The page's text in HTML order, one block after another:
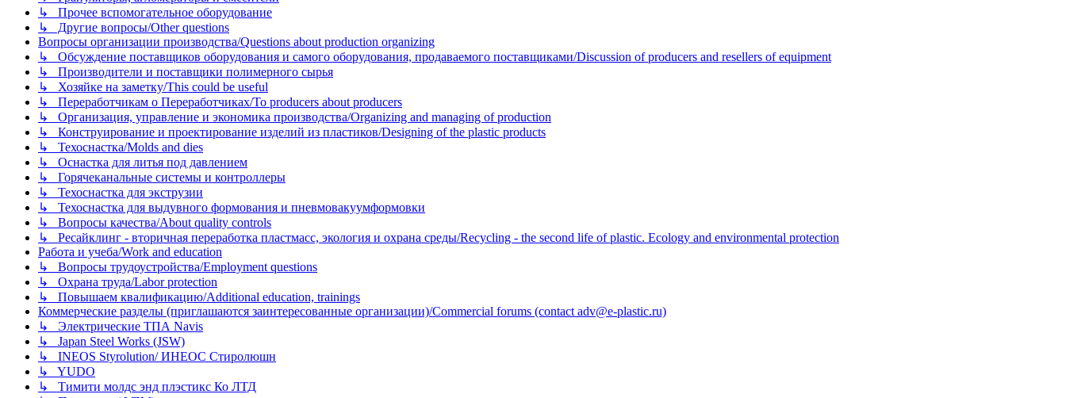
↳ Прочее вспомогательное оборудование
↳ Другие вопросы/Other questions
Вопросы организации производства/Questions about production organizing
↳ Обсуждение поставщиков оборудования и самого оборудования, продаваемого поставщиками/Discussion of producers and resellers of equipment
↳ Производители и поставщики полимерного сырья
↳ Хозяйке на заметку/This could be useful
↳ Переработчикам о Переработчиках/To producers about producers
↳ Организация, управление и экономика производства/Organizing and managing of production
↳ Конструирование и проектирование изделий из пластиков/Designing of the plastic products
↳ Техоснастка/Molds and dies
↳ Оснастка для литья под давлением
↳ Горячеканальные системы и контроллеры
↳ Техоснастка для экструзии
↳ Техоснастка для выдувного формования и пневмовакуумформовки
↳ Вопросы качества/About quality controls
↳ Ресайклинг - вторичная переработка пластмасс, экология и охрана среды/Recycling - the second life of plastic. Ecology and environmental protection
Работа и учеба/Work and education
↳ Вопросы трудоустройства/Employment questions
↳ Охрана труда/Labor protection
↳ Повышаем квалификацию/Additional education, trainings
Коммерческие разделы (приглашаются заинтересованные организации)/Commercial forums (contact adv@e-plastic.ru)
↳ Электрические ТПА Navis
↳ Japan Steel Works (JSW)
↳ INEOS Styrolution/ ИНЕОС Стиролюшн
↳ YUDO
↳ Тимити молдс энд плэстикс Ко ЛТД